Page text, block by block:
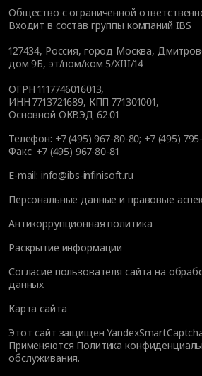
Общество с ограниченной
Входит в состав группы компаний IBS
127434, Россия, город Москва,
дом 9Б, эт/пом/ком 5/XIII/14
ОГРН 1117746016013,
ИНН 7713721689, КПП 771301001,
Основной ОКВЭД 62.01
Телефон: +7 (495) 967-80-80; +7 (495)
Факс: +7 (495) 967-80-81
E-mail: info@ibs-infinisoft.ru
Персональные данные и правовые
Антикоррупционная политика
Раскрытие информации
Согласие пользователя сайта на
данных
Карта сайта
Этот сайт защищен
Применяются Политика
обслуживания.